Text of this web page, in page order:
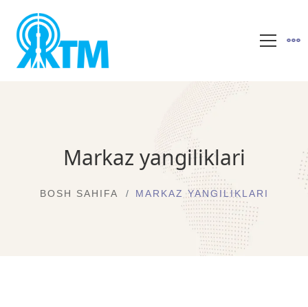
Markaz yangiliklari
BOSH SAHIFA MARKAZ YANGILIKLARI